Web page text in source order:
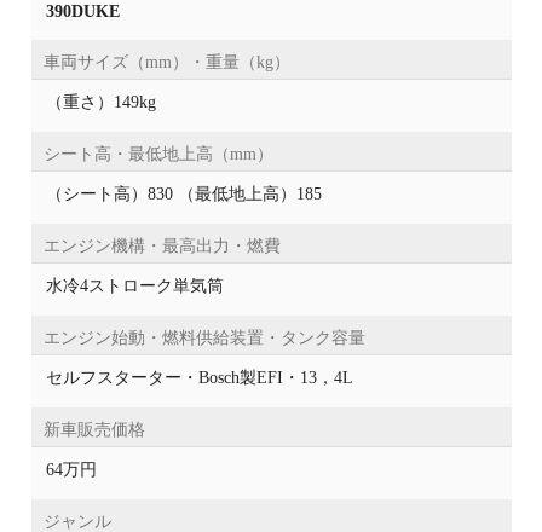
390DUKE
車両サイズ（mm）・重量（kg）
（重さ）149kg
シート高・最低地上高（mm）
（シート高）830 （最低地上高）185
エンジン機構・最高出力・燃費
水冷4ストローク単気筒
エンジン始動・燃料供給装置・タンク容量
セルフスターター・Bosch製EFI・13，4L
新車販売価格
64万円
ジャンル